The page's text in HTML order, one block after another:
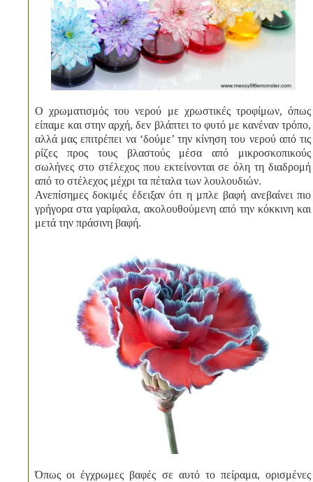
Ο χρωματισμός του νερού με χρωστικές τροφίμων, όπως
είπαμε και στην αρχή, δεν βλάπτει το φυτό με κανέναν τρόπο,
αλλά μας επιτρέπει να ‘δούμε’ την κίνηση του νερού από τις
ρίζες προς τους βλαστούς μέσα από μικροσκοπικούς
σωλήνες στο στέλεχος που εκτείνονται σε όλη τη διαδρομή
από το στέλεχος μέχρι τα πέταλα των λουλουδιών.
Ανεπίσημες δοκιμές έδειξαν ότι η μπλε βαφή ανεβαίνει πιο
γρήγορα στα γαρίφαλα, ακολουθούμενη από την κόκκινη και
μετά την πράσινη βαφή.
Όπως οι έγχρωμες βαφές σε αυτό το πείραμα, ορισμένες